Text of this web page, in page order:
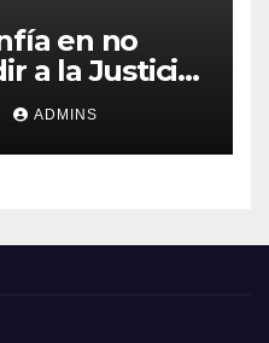
en no
a la Justicia
menores
la
por la
ADMINS